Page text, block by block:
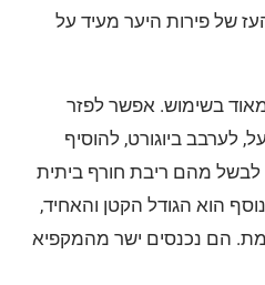
של פירות היער מעיד על
בשימוש. אפשר לפזר
לערבב ביוגורט, להוסיף
לבשל מהם ריבת חורף ביתית
הוא הגודל הקטן והאחיד,
הם נכנסים ישר מהמקפיא